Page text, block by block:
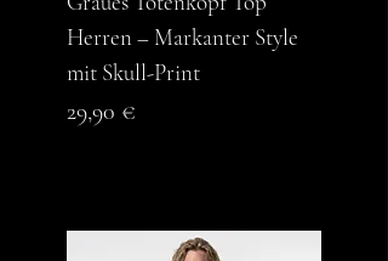
Herren – Markanter Style
mit Skull-Print
Preis
29,90 €